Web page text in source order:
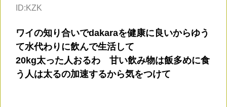
ID:KZK
ワイの知り合いでdakaraを健康に良いからゆう
て水代わりに飲んで生活して
20kg太った人おるわ 甘い飲み物は飯多めに食
う人は太るの加速するから気をつけて